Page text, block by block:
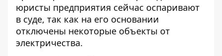
юристы предприятия сейчас оспаривают
в суде, так как на его основании
отключены некоторые объекты от
электричества.